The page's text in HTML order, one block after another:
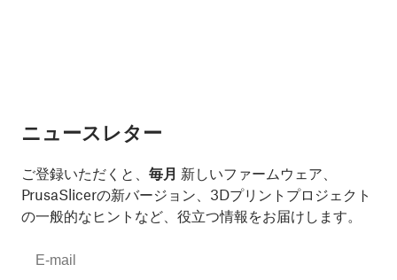
ニュースレター
ご登録いただくと、 毎月 新しいファームウェア、
PrusaSlicerの新バージョン、3Dプリントプロジェクト
の一般的なヒントなど、役立つ情報をお届けします。